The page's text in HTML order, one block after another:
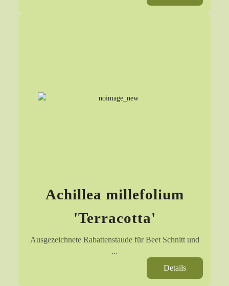
Achillea millefolium
'Terracotta'
Ausgezeichnete Rabattenstaude für Beet Schnitt und
...
Details